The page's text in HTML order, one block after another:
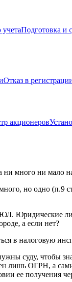
учетаПодготовка и
Отказ в
акционеров
ни много ни мало
но одно (п.9
Юридические
а если нет?
в налоговую
суду, чтобы
лишь ОГРН, а
ее